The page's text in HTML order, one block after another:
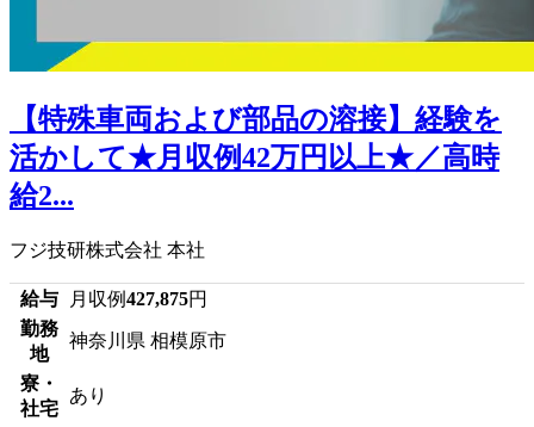
【特殊車両および部品の溶接】経験を
活かして★月収例42万円以上★／高時
給2...
フジ技研株式会社 本社
給与 月収例427,875円
勤務
地
神奈川県 相模原市
寮・
社宅
あり